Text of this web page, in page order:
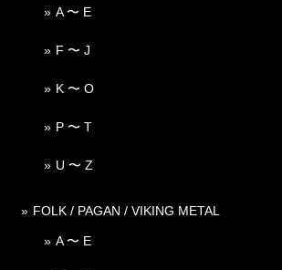
A 〜 E
F 〜 J
K 〜 O
P 〜 T
U 〜 Z
FOLK / PAGAN / VIKING METAL
A 〜 E